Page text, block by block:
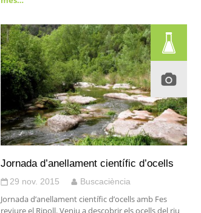
Jornada d’anellament científic d’ocells
29 nov. 2015 Buscaciència
Jornada d’anellament científic d’ocells amb Fes
reviure el Ripoll. Veniu a descobrir els ocells del riu